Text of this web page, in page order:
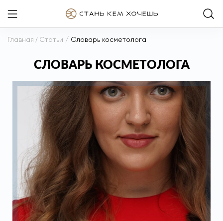
Главная / Статьи / Словарь косметолога
СЛОВАРЬ КОСМЕТОЛОГА